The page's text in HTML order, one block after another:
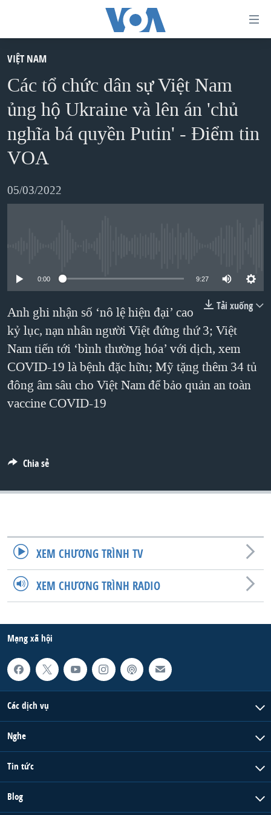
dẫn
truy
cập
Tới
dung
chính
điều
"Tìm"
TRANG CHỦ
VIỆT NAM
HOA KỲ
BIỂN ĐÔNG
THẾ GIỚI
DIỄN ĐÀN
NGƯỜI VIỆT HẢI NGOẠI
ĐỜI SỐNG
KINH TẾ
KHOA HỌC
SỨC KHOẺ
VĂN HOÁ
MỘT NĂM CHIẾN TRANH TẠI DẢI GAZA
GIẢI MÃ VÀNH ĐAI & CON ĐƯỜNG
NGÀY TỊ NẠN THẾ GIỚI
TRỊNH VĨNH BÌNH - NGƯỜI HẠ 'BÊN THẮNG CUỘC'
GROUND ZERO – XƯA VÀ NAY
TRỊNH VĨNH BÌNH VS. CHÍNH PHỦ VIỆT NAM
BÊN KIA QUỐC LỘ: TIẾNG VỌNG TỪ NÔNG THÔN MỸ
QUAN HỆ VIỆT MỸ
VIDEO
NGHE
MẠNG XÃ HỘI
Ngôn ngữ khác
VIỆT NAM
Các tổ chức dân sự Việt Nam
ủng hộ Ukraine và lên án 'chủ
nghĩa bá quyền Putin' - Điểm tin
VOA
05/03/2022
0:00 9:27
Tải xuống
Anh ghi nhận số ‘nô lệ hiện đại’ cao
kỷ lục, nạn nhân người Việt đứng thứ 3; Việt
Nam tiến tới ‘bình thường hóa’ với dịch, xem
COVID-19 là bệnh đặc hữu; Mỹ tặng thêm 34 tủ
đông âm sâu cho Việt Nam để bảo quản an toàn
vaccine COVID-19
Chia sẻ
XEM CHƯƠNG TRÌNH TV
XEM CHƯƠNG TRÌNH RADIO
Mạng xã hội
Các dịch vụ
Nghe
Tin tức
Blog